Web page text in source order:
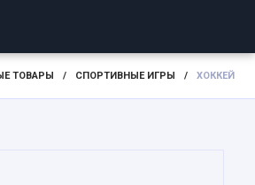
ТОВАРЫ / СПОРТИВНЫЕ ИГРЫ / ХОККЕЙ